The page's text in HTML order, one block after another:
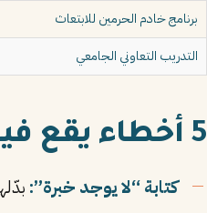
برنامج خادم الحرمين للابتعاث
التدريب التعاوني الجامعي
5 أخطاء يقع فيها الخريج السعودي
كتابة “لا يوجد خبرة”: